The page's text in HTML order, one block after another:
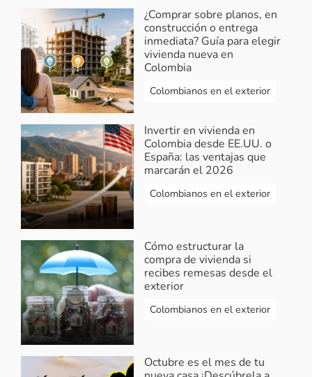
¿Comprar sobre planos, en
construcción o entrega
inmediata? Guía para elegir
vivienda nueva en
Colombia
Colombianos en el exterior
Invertir en vivienda en
Colombia desde EE.UU. o
España: las ventajas que
marcarán el 2026
Colombianos en el exterior
Cómo estructurar la
compra de vivienda si
recibes remesas desde el
exterior
Colombianos en el exterior
Octubre es el mes de tu